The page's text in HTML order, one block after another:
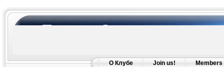
О Клубе Join us! Members